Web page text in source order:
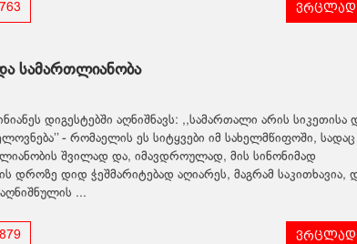
ვრცლად
სამართლიანობა
დიგესტებში აღნიშნავს: ,,სამართალი არის სიკეთისა
- რომაელის ეს სიტყვები იმ სახელმწიფოში, სადაც
შვილად და, იმავდროულად, მის სინონიმად
დროზე დიდ ჭეშმარიტებად აღიარეს, მაგრამ საკითხავია,
...
ვრცლად